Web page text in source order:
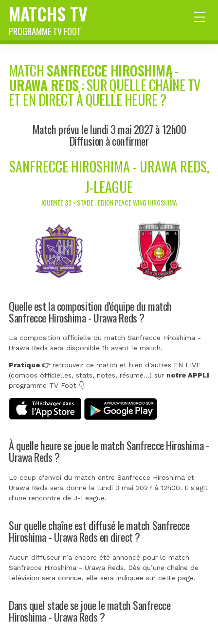
MATCHS TV
PROGRAMME TV FOOT
MATCHSANFRECCE HIROSHIMA-
URAWA REDS: SUR QUELLE CHAÎNE TV
ET EN DIRECT À QUELLE HEURE ?
Match prévu le lundi 3 mai 2027 à 12h00
Diffusion à confirmer
SANFRECCE HIROSHIMA - URAWA REDS,
J-LEAGUE
JOURNÉE 33 • STADE : EDION PEACE WING HIROSHIMA
Quelle est la composition d'équipe du match
Sanfrecce Hiroshima - Urawa Reds ?
La composition officielle du match Sanfrecce Hiroshima -
Urawa Reds sera disponible 1h avant le match.
Pratique 👉retrouvez ce match et bien d'autres EN LIVE
(compos officielles, stats, notes, résumé...) sur notre APPLI
programme TV Foot 👇
À quelle heure se joue le match Sanfrecce Hiroshima -
Urawa Reds ?
Le coup d'envoi du match entre Sanfrecce Hiroshima et
Urawa Reds sera donné le lundi 3 mai 2027 à 12h00. Il s'agit
d'une rencontre de J-League.
Sur quelle chaîne est diffusé le match Sanfrecce
Hiroshima - Urawa Reds en direct ?
Aucun diffuseur n’a encore été annoncé pour le match
Sanfrecce Hiroshima - Urawa Reds. Dès qu’une chaîne de
télévision sera connue, elle sera indiquée sur cette page.
Dans quel stade se joue le match Sanfrecce
Hiroshima - Urawa Reds ?